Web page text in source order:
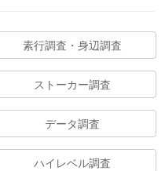
素行調査・身辺調査
ストーカー調査
データ調査
ハイレベル調査